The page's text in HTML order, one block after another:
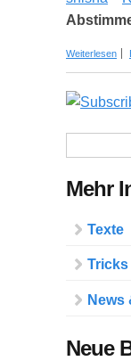
Weiterlesen
Mehr
Texte
News
Neue